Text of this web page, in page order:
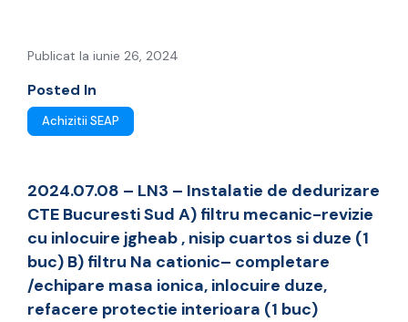
Publicat la iunie 26, 2024
Posted In
Achizitii SEAP
2024.07.08 – LN3 – Instalatie de dedurizare
CTE Bucuresti Sud A) filtru mecanic-revizie
cu inlocuire jgheab , nisip cuartos si duze (1
buc) B) filtru Na cationic– completare
/echipare masa ionica, inlocuire duze,
refacere protectie interioara (1 buc)